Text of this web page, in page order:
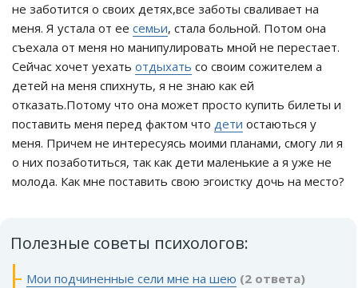
не заботится о своих детях,все заботы сваливает на
меня. Я устала от ее семьи, стала больной. Потом она
съехала от меня но манипулировать мной не перестает.
Сейчас хочет уехать отдыхать со своим сожителем а
детей на меня спихнуть, я не знаю как ей
отказать.Потому что она может просто купить билеты и
поставить меня перед фактом что дети остаються у
меня. Причем не интересуясь моими планами, смогу ли я
о них позаботиться, так как дети маленькие а я уже не
молода. Как мне поставить свою эгоистку дочь на место?
Полезные советы психологов:
Мои подчиненные сели мне на шею (2 ответа)